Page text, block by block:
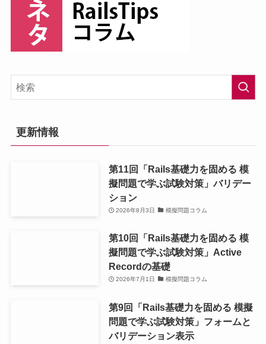
更新情報
第11回「Rails基礎力を固める 模
擬問題で学ぶ試験対策」バリデー
ション
2026年8月3日 模擬問題コラム
第10回「Rails基礎力を固める 模
擬問題で学ぶ試験対策」Active
Recordの基礎
2026年7月1日 模擬問題コラム
第9回「Rails基礎力を固める 模擬
問題で学ぶ試験対策」フォームと
バリデーション表示